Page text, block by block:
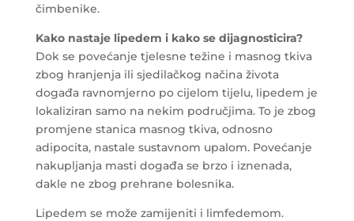
čimbenike.
Kako nastaje lipedem i kako se dijagnosticira?
Dok se povećanje tjelesne težine i masnog tkiva
zbog hranjenja ili sjedilačkog načina života
događa ravnomjerno po cijelom tijelu, lipedem je
lokaliziran samo na nekim područjima. To je zbog
promjene stanica masnog tkiva, odnosno
adipocita, nastale sustavnom upalom. Povećanje
nakupljanja masti događa se brzo i iznenada,
dakle ne zbog prehrane bolesnika.
Lipedem se može zamijeniti i limfedemom.